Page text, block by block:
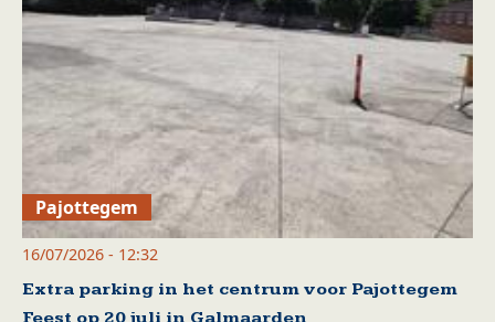
Pajottegem
16/07/2026 - 12:32
Extra parking in het centrum voor Pajottegem